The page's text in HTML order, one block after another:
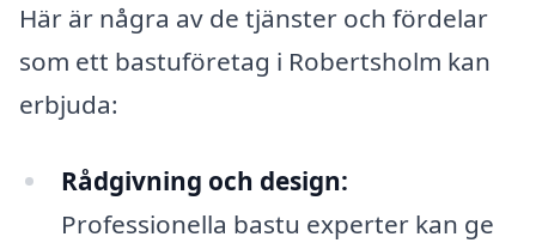
Här är några av de tjänster och fördelar
som ett bastuföretag i Robertsholm kan
erbjuda:
Rådgivning och design:
Professionella bastu experter kan ge